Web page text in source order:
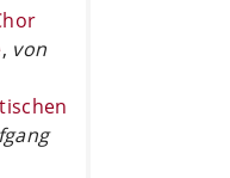
, von